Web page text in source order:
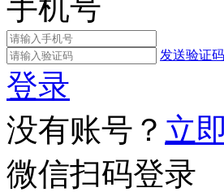
手机号
发送验证码
登录
没有账号？ 立
微信扫码登录